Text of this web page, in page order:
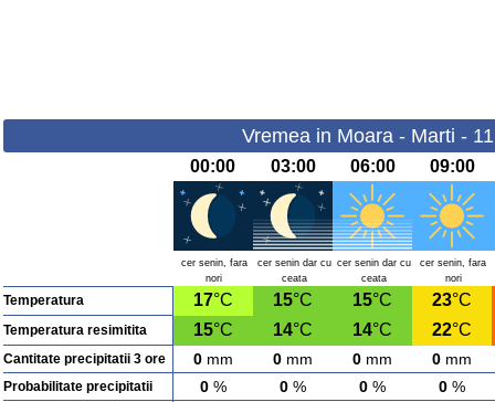
Vremea in Moara - Marti -
00:00 03:00 06:00 09:00
cer senin, fara
nori
cer senin dar cu
ceata
cer senin dar cu
ceata
cer senin, fara
nori
Temperatura 17°C 15°C 15°C 23°C
Temperatura resimitita 15°C 14°C 14°C 22°C
Cantitate precipitatii 3 ore 0 mm 0 mm 0 mm 0 mm
Probabilitate precipitatii 0 % 0 % 0 % 0 %